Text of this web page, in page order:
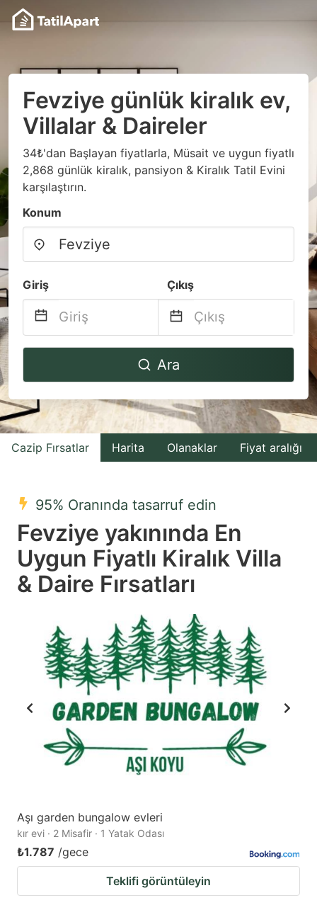
Fevziye günlük kiralık ev,
Villalar & Daireler
34₺'dan Başlayan fiyatlarla, Müsait ve uygun fiyatlı
2,868 günlük kiralık, pansiyon & Kiralık Tatil Evini
karşılaştırın.
Konum
Giriş Çıkış
Navigate
to
interact
with
the
select
a
date.
Press
question
mark
key
to
get
the
keyboard
shortcuts
changing
dates.
Navigate
to
interact
with
the
select
a
date.
Press
question
mark
key
to
get
keyboard
shortcuts
Ara
Cazip Fırsatlar Harita Olanaklar Fiyat aralığı
95% Oranında tasarruf edin
Fevziye yakınında En
Uygun Fiyatlı Kiralık Villa
& Daire Fırsatları
Aşı garden bungalow evleri
kır evi · 2 Misafir · 1 Yatak Odası
₺1.787 /gece
Teklifi görüntüleyin